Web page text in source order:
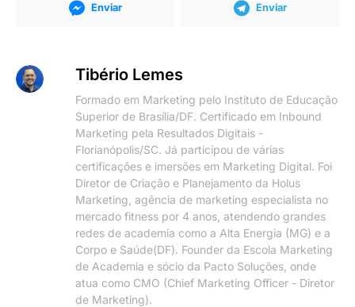
Enviar Enviar
Tibério Lemes
Formado em Marketing pelo Instituto de Educação
Superior de Brasília/DF. Certificado em Inbound
Marketing pela Resultados Digitais -
Florianópolis/SC. Já participou de várias
certificações e imersões em Marketing Digital. Foi
Diretor de Criação e Planejamento da Holus
Marketing, agência de marketing especialista no
mercado fitness por 4 anos, atendendo grandes
redes de academia como a Alta Energia (MG) e a
Corpo e Saúde(DF). Founder da Escola Marketing
de Academia e sócio da Pacto Soluções, onde
atua como CMO (Chief Marketing Officer - Diretor
de Marketing).